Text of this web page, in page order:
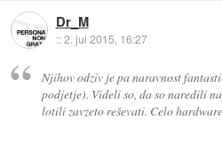
Dr_M
::2. jul 2015, 16:27
Njihov odziv je pa naravnost
podjetje). Videli so, da so naredili
lotili zavzeto reševati. Celo